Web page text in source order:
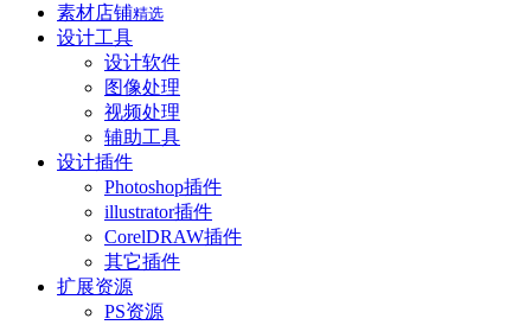
素材店铺精选
设计工具
设计软件
图像处理
视频处理
辅助工具
设计插件
Photoshop插件
illustrator插件
CorelDRAW插件
其它插件
扩展资源
PS资源